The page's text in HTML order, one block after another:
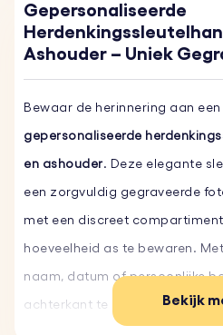
Gepersonaliseerde
Ashouder – Uniek
Bewaar de herinnering aan
gepersonaliseerde
en ashouder. Deze elegante
een zorgvuldig gegraveerde
met een discreet
hoeveelheid as te bewaren.
naam, datum of persoonlijke
achterkant te graveren, wordt
Bekijk